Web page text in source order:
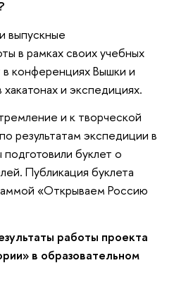
выпускные
в рамках своих учебных
в конференциях Вышки и
хакатонах и экспедициях.
и к творческой
результатам экспедиции в
буклет о
Публикация буклета
«Открываем Россию
работы проекта
в образовательном